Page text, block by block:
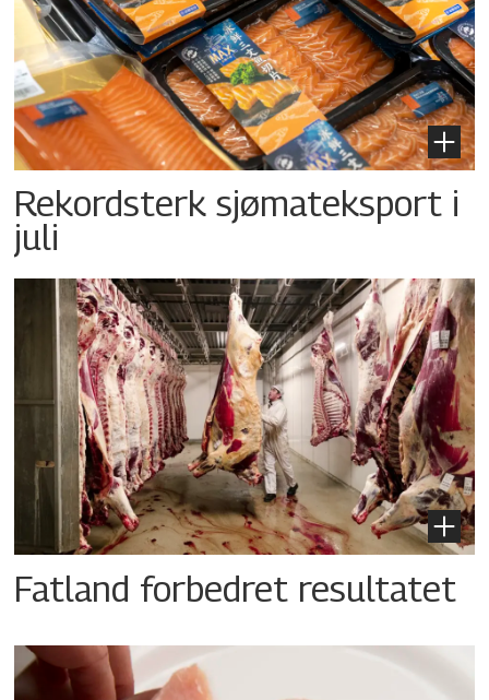
Rekordsterk sjømateksport i
juli
Fatland forbedret resultatet